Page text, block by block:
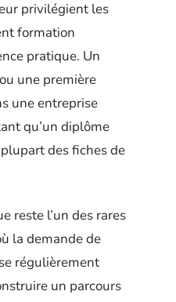
privilégient les
formation
pratique. Un
une première
une entreprise
qu’un diplôme
des fiches de
reste l’un des rares
la demande de
régulièrement
un parcours